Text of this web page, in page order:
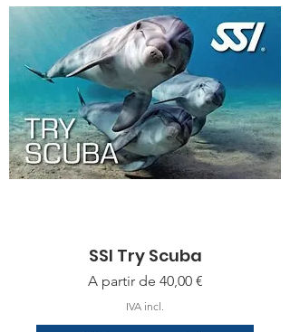
SSI Try Scuba
A partir de 40,00 €
Preço promocional
IVA incl.